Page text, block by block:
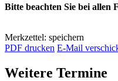
Bitte beachten Sie bei allen
Merkzettel: speichern
PDF drucken E-Mail
Weitere Termine